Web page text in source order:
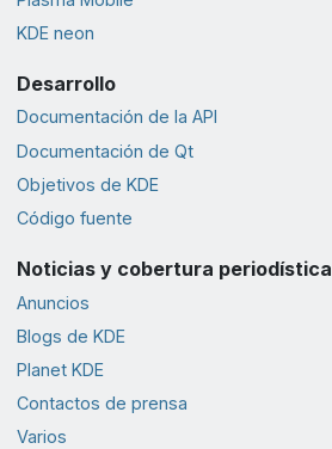
KDE neon
Desarrollo
Documentación de la API
Documentación de Qt
Objetivos de KDE
Código fuente
Noticias y cobertura periodística
Anuncios
Blogs de KDE
Planet KDE
Contactos de prensa
Varios